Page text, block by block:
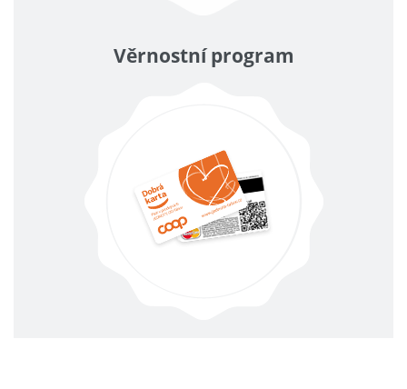
Věrnostní program